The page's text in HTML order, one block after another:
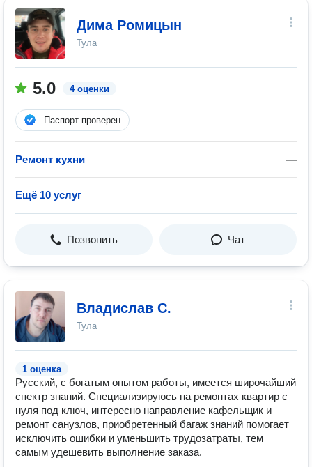
Дима Ромицын
Тула
5.0 4 оценки
Паспорт проверен
Ремонт кухни —
Ещё 10 услуг
Позвонить Чат
Владислав С.
Тула
1 оценка
Русский, с богатым опытом работы, имеется широчайший
спектр знаний. Специализируюсь на ремонтах квартир с
нуля под ключ, интересно направление кафельщик и
ремонт санузлов, приобретенный багаж знаний помогает
исключить ошибки и уменьшить трудозатраты, тем
самым удешевить выполнение заказа.